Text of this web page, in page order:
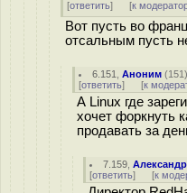
[ответить] [к
Вот пусть во
отсальным пусть
6.151 ,Аноним (151
[ответить] [к
А Linux где
хочет форкнуть
продавать за
7.159 ,Александр
[ответить] [к